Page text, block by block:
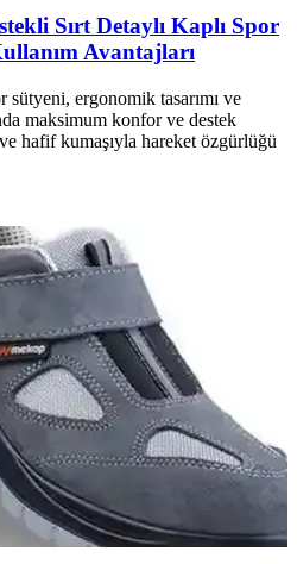
Sırt Detaylı Kaplı Spor
Avantajları
ergonomik tasarımı ve
maksimum konfor ve destek
hafif kumaşıyla hareket özgürlüğü